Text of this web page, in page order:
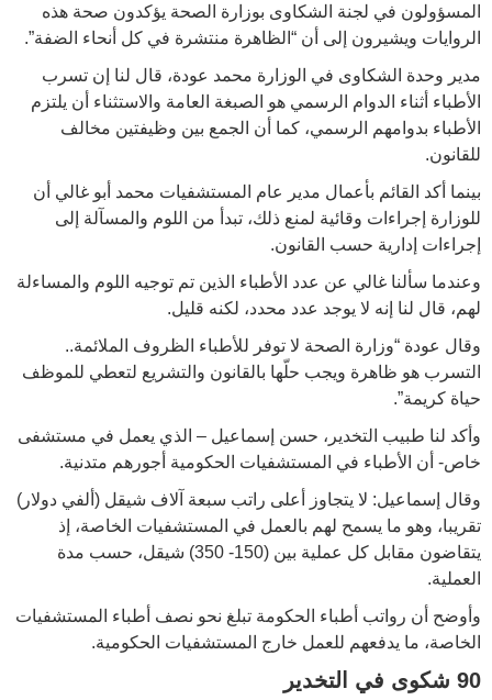
المسؤولون في لجنة الشكاوى بوزارة الصحة يؤكدون صحة هذه
الروايات ويشيرون إلى أن “الظاهرة منتشرة في كل أنحاء الضفة”.
مدير وحدة الشكاوى في الوزارة محمد عودة، قال لنا إن تسرب
الأطباء أثناء الدوام الرسمي هو الصبغة العامة والاستثناء أن يلتزم
الأطباء بدوامهم الرسمي، كما أن الجمع بين وظيفتين مخالف
للقانون.
بينما أكد القائم بأعمال مدير عام المستشفيات محمد أبو غالي أن
للوزارة إجراءات وقائية لمنع ذلك، تبدأ من اللوم والمسآلة إلى
إجراءات إدارية حسب القانون.
وعندما سألنا غالي عن عدد الأطباء الذين تم توجيه اللوم والمساءلة
لهم، قال لنا إنه لا يوجد عدد محدد، لكنه قليل.
وقال عودة “وزارة الصحة لا توفر للأطباء الظروف الملائمة..
التسرب هو ظاهرة ويجب حلّها بالقانون والتشريع لتعطي للموظف
حياة كريمة”.
وأكد لنا طبيب التخدير، حسن إسماعيل – الذي يعمل في مستشفى
خاص- أن الأطباء في المستشفيات الحكومية أجورهم متدنية.
وقال إسماعيل: لا يتجاوز أعلى راتب سبعة آلاف شيقل (ألفي دولار)
تقريبا، وهو ما يسمح لهم بالعمل في المستشفيات الخاصة، إذ
يتقاضون مقابل كل عملية بين (150- 350) شيقل، حسب مدة
العملية.
وأوضح أن رواتب أطباء الحكومة تبلغ نحو نصف أطباء المستشفيات
الخاصة، ما يدفعهم للعمل خارج المستشفيات الحكومية.
90 شكوى في التخدير